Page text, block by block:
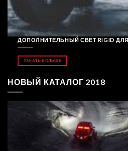
ДОПОЛНИТЕЛЬНЫЙ СВЕТ RIGID ДЛЯ
УЗНАТЬ БОЛЬШЕ
НОВЫЙ КАТАЛОГ 2018